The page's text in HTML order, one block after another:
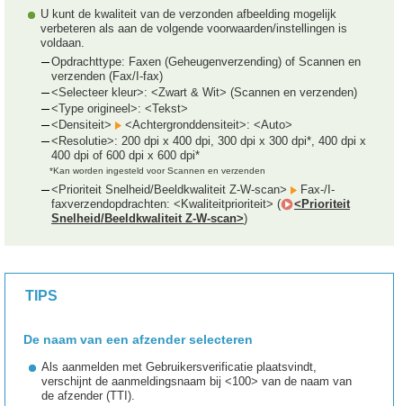
U kunt de kwaliteit van de verzonden afbeelding mogelijk
verbeteren als aan de volgende voorwaarden/instellingen is
voldaan.
Opdrachttype: Faxen (Geheugenverzending) of Scannen en
verzenden (Fax/I-fax)
<Selecteer kleur>: <Zwart & Wit> (Scannen en verzenden)
<Type origineel>: <Tekst>
<Densiteit>
<Achtergronddensiteit>: <Auto>
<Resolutie>: 200 dpi x 400 dpi, 300 dpi x 300 dpi*, 400 dpi x
400 dpi of 600 dpi x 600 dpi*
*Kan worden ingesteld voor Scannen en verzenden
<Prioriteit Snelheid/Beeldkwaliteit Z-W-scan>
Fax-/I-
faxverzendopdrachten: <Kwaliteitprioriteit> (
<Prioriteit
Snelheid/Beeldkwaliteit Z-W-scan>)
TIPS
De naam van een afzender selecteren
Als aanmelden met Gebruikersverificatie plaatsvindt,
verschijnt de aanmeldingsnaam bij <100> van de naam van
de afzender (TTI).